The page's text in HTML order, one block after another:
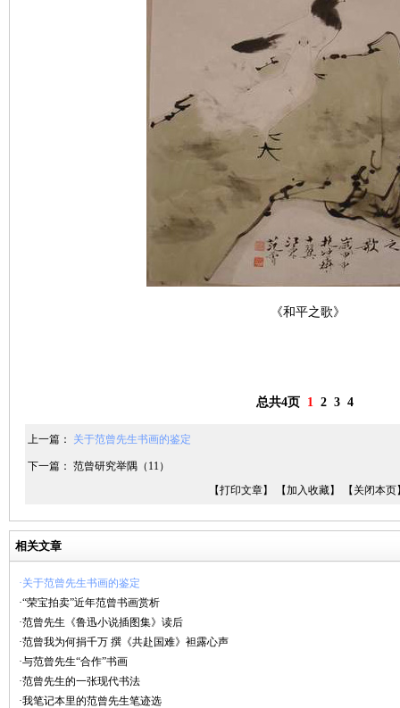
《和平之歌》
总共4页 1 2 3 4
上一篇： 关于范曾先生书画的鉴定
下一篇： 范曾研究举隅（11）
【打印文章】
【加入收藏】 【关闭本页
相关文章
·关于范曾先生书画的鉴定
·“荣宝拍卖”近年范曾书画赏析
·范曾先生《鲁迅小说插图集》读后
·范曾我为何捐千万 撰《共赴国难》袒露心声
·与范曾先生“合作”书画
·范曾先生的一张现代书法
·我笔记本里的范曾先生笔迹选